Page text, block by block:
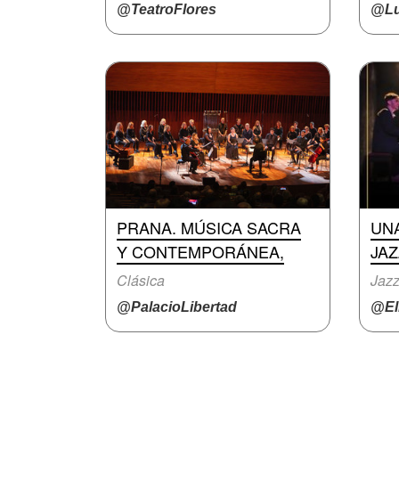
@TeatroFlores
PRANA. MÚSICA SACRA
Y CONTEMPORÁNEA,
Clásica
@PalacioLibertad
Jazz